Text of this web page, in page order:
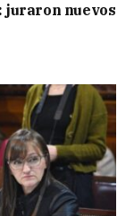
juraron nuevos